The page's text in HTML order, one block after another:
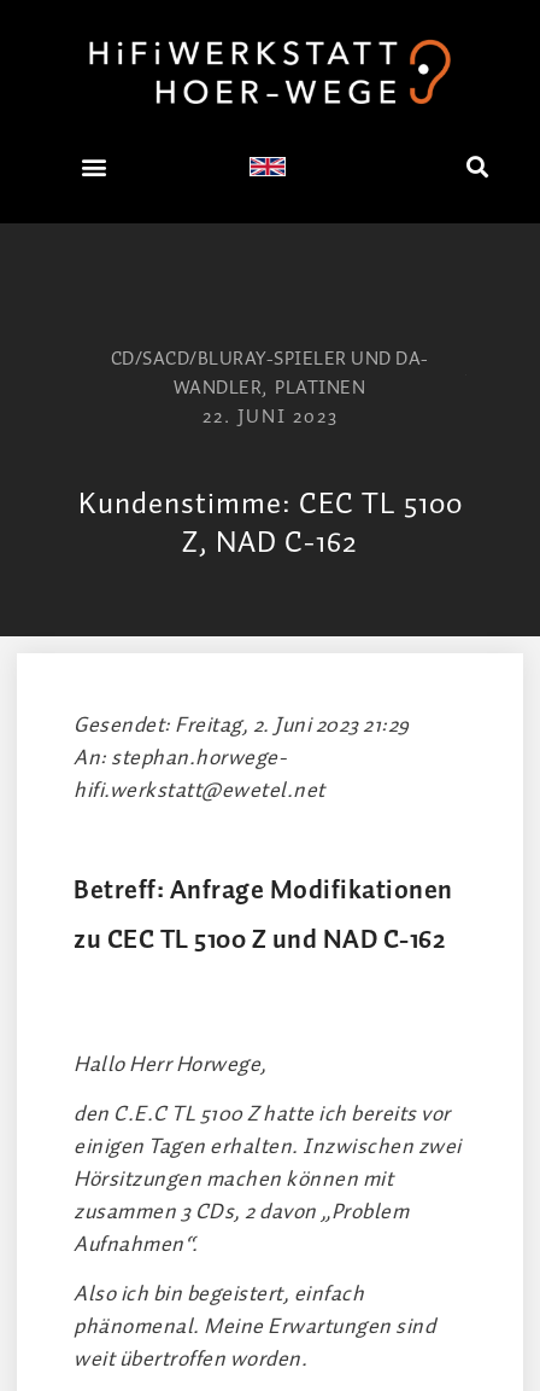
CD/SACD/BLURAY-SPIELER UND DA-
WANDLER, PLATINEN
22. JUNI 2023
Kundenstimme: CEC TL 5100
Z, NAD C-162
Gesendet: Freitag, 2. Juni 2023 21:29
An: stephan.horwege-
hifi.werkstatt@ewetel.net
Betreff: Anfrage Modifikationen
zu CEC TL 5100 Z und NAD C-162
Hallo Herr Horwege,
den C.E.C TL 5100 Z hatte ich bereits vor
einigen Tagen erhalten. Inzwischen zwei
Hörsitzungen machen können mit
zusammen 3 CDs, 2 davon „Problem
Aufnahmen“.
Also ich bin begeistert, einfach
phänomenal. Meine Erwartungen sind
weit übertroffen worden.